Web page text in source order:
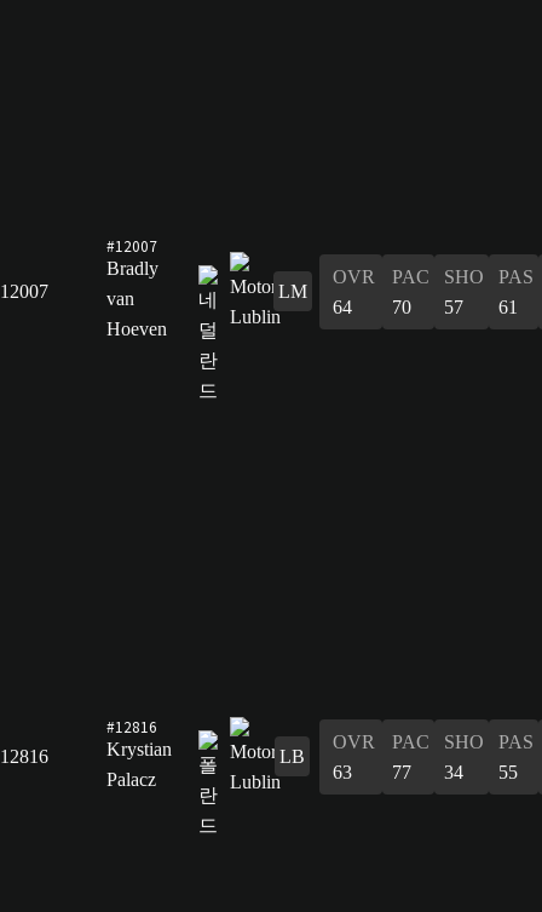
12007
#12007
Bradly
van
Hoeven
LM
OVR
64
PAC
70
SHO
57
PAS
61
12816
#12816
Krystian
Palacz
LB
OVR
63
PAC
77
SHO
34
PAS
55